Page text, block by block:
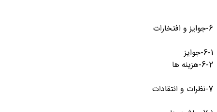
6-جوایز و افتخارات
6-1-جوایز
6-2-هزینه ها
7-نظرات و انتقادات